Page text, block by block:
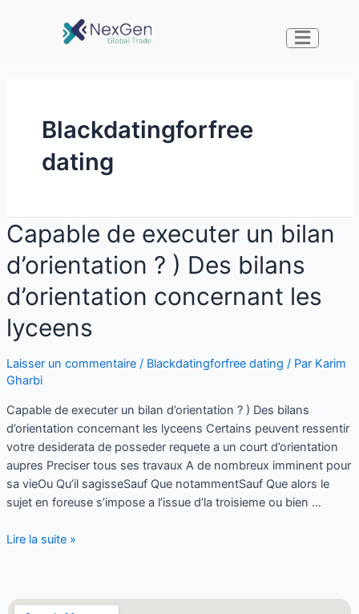
Blackdatingforfree
dating
Capable de executer un bilan
d’orientation ? ) Des bilans
d’orientation concernant les
lyceens
Laisser un commentaire / Blackdatingforfree dating / Par Karim
Gharbi
Capable de executer un bilan d’orientation ? ) Des bilans
d’orientation concernant les lyceens Certains peuvent ressentir
votre desiderata de posseder requete a un court d’orientation
aupres Preciser tous ses travaux A de nombreux imminent pour
sa vieOu Qu’il sagisseSauf Que notammentSauf Que alors le
sujet en foreuse s’impose a l’issue d’la troisieme ou bien …
Lire la suite »